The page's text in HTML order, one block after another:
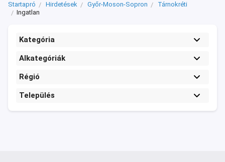
Startapró Hirdetések Győr-Moson-Sopron
Tárnokréti
Ingatlan
Kategória
Alkategóriák
Régió
Település